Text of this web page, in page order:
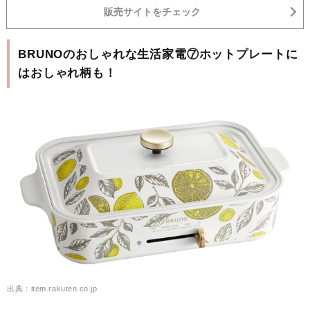
販売サイトをチェック
BRUNOのおしゃれな生活家電⑦ホットプレートに
はおしゃれ柄も！
出典：item.rakuten.co.jp